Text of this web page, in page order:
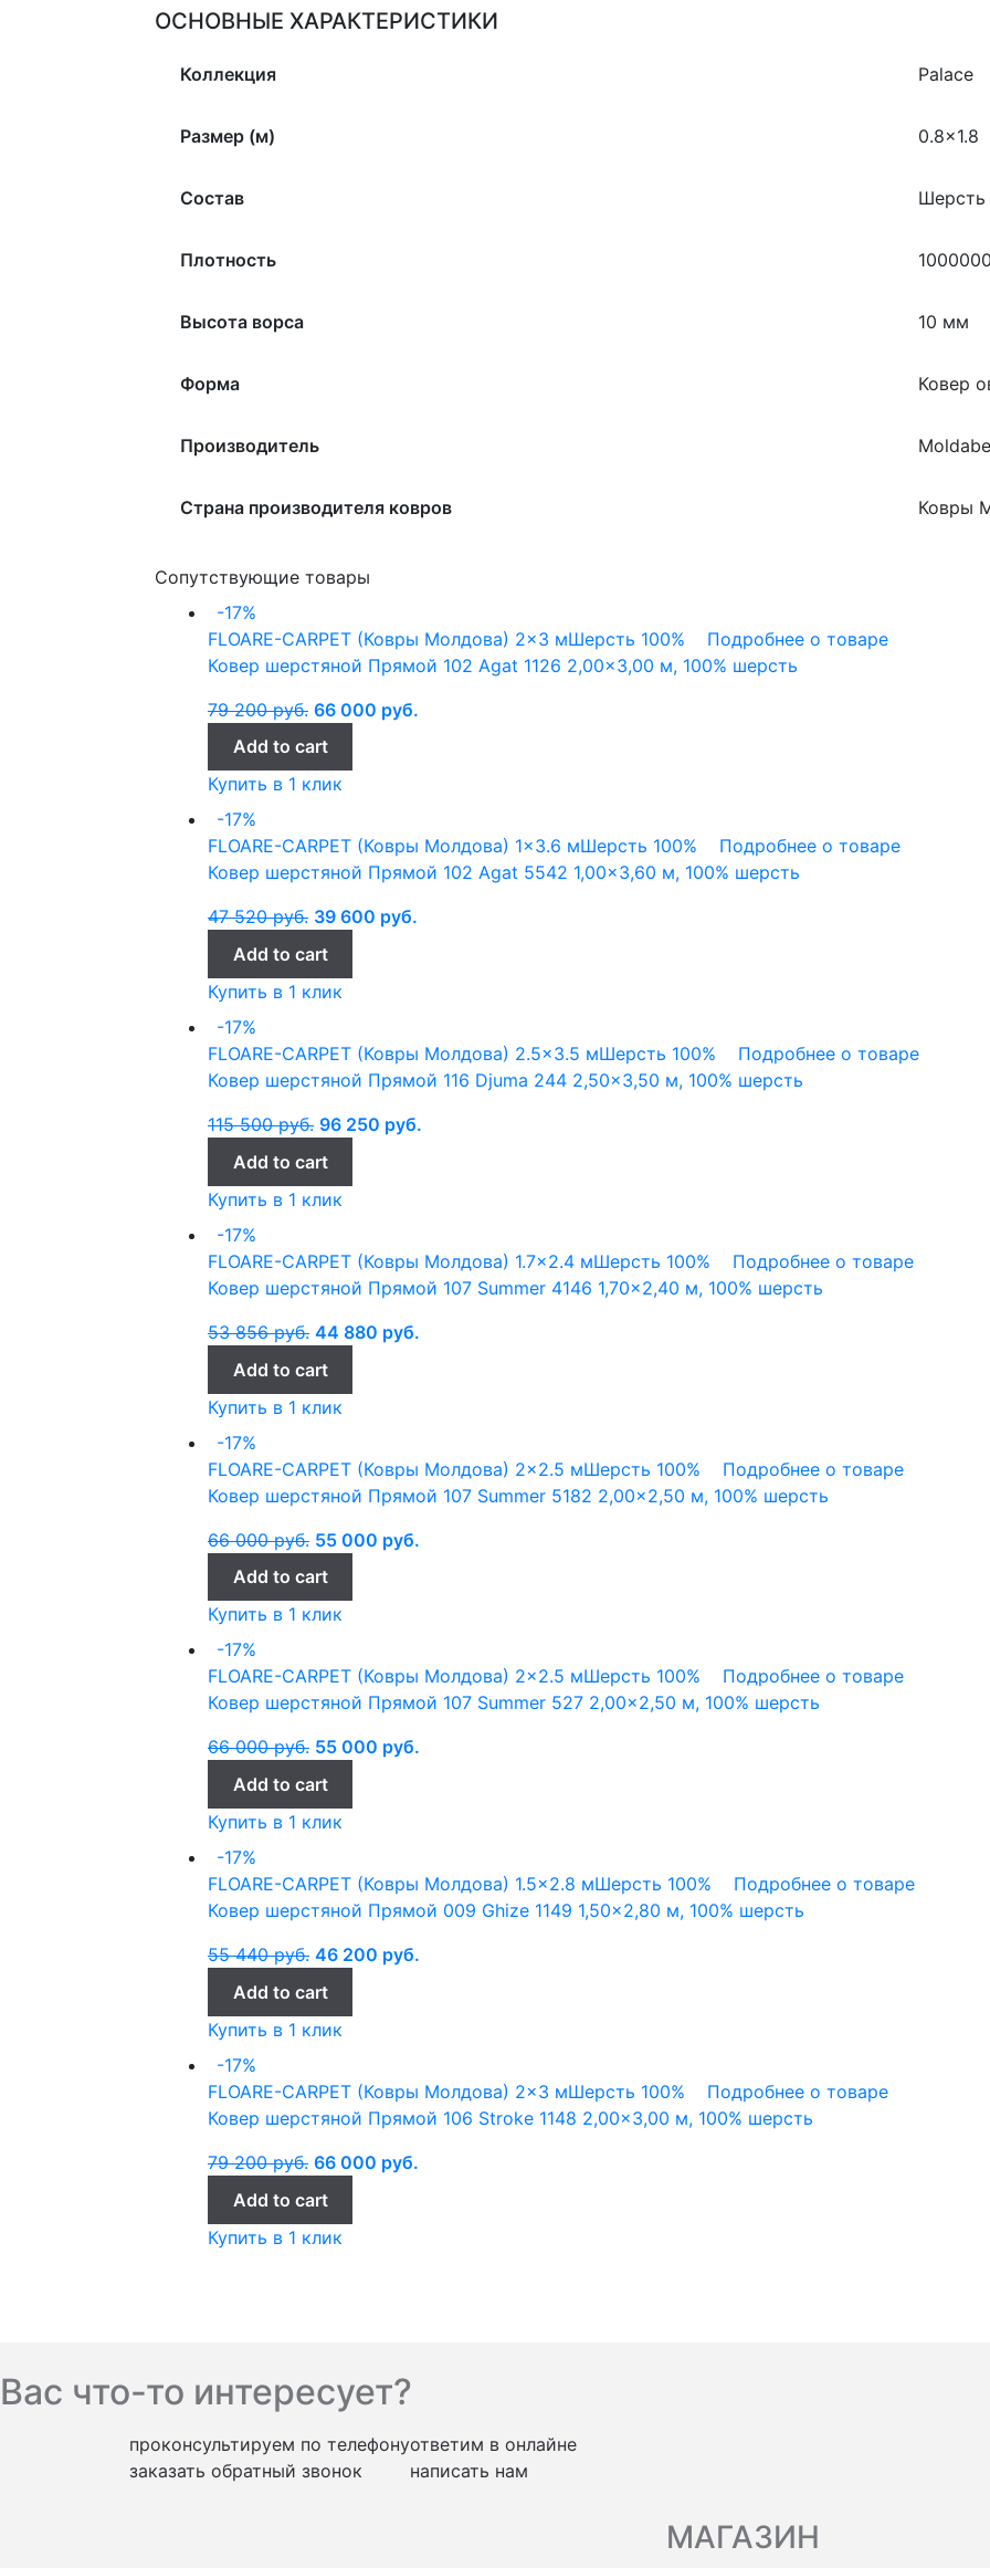
ОСНОВНЫЕ ХАРАКТЕРИСТИКИ
Коллекция Palace
Размер (м) 0.8×1.8
Состав Шерсть
Плотность
Высота ворса 10 мм
Форма Ковер
Производитель
Страна производителя ковров Ковры
Сопутствующие товары
-17%
FLOARE-CARPET (Ковры Молдова) 2x3 мШерсть 100%
Подробнее о товаре
Ковер шерстяной Прямой 102 Agat 1126 2,00×3,00 м, 100% шерсть
79 200руб. 66 000 руб.
Add to cart
Купить в 1 клик
-17%
FLOARE-CARPET (Ковры Молдова) 1x3.6 мШерсть 100%
Подробнее о товаре
Ковер шерстяной Прямой 102 Agat 5542 1,00×3,60 м, 100% шерсть
47 520руб. 39 600 руб.
Add to cart
Купить в 1 клик
-17%
FLOARE-CARPET (Ковры Молдова) 2.5x3.5 мШерсть 100%
Подробнее о товаре
Ковер шерстяной Прямой 116 Djuma 244 2,50×3,50 м, 100% шерсть
115 500руб. 96 250 руб.
Add to cart
Купить в 1 клик
-17%
FLOARE-CARPET (Ковры Молдова) 1.7x2.4 мШерсть 100%
Подробнее о товаре
Ковер шерстяной Прямой 107 Summer 4146 1,70×2,40 м, 100% шерсть
53 856руб. 44 880 руб.
Add to cart
Купить в 1 клик
-17%
FLOARE-CARPET (Ковры Молдова) 2x2.5 мШерсть 100%
Подробнее о товаре
Ковер шерстяной Прямой 107 Summer 5182 2,00×2,50 м, 100% шерсть
66 000руб. 55 000 руб.
Add to cart
Купить в 1 клик
-17%
FLOARE-CARPET (Ковры Молдова) 2x2.5 мШерсть 100%
Подробнее о товаре
Ковер шерстяной Прямой 107 Summer 527 2,00×2,50 м, 100% шерсть
66 000руб. 55 000 руб.
Add to cart
Купить в 1 клик
-17%
FLOARE-CARPET (Ковры Молдова) 1.5x2.8 мШерсть 100%
Подробнее о товаре
Ковер шерстяной Прямой 009 Ghize 1149 1,50×2,80 м, 100% шерсть
55 440руб. 46 200 руб.
Add to cart
Купить в 1 клик
-17%
FLOARE-CARPET (Ковры Молдова) 2x3 мШерсть 100%
Подробнее о товаре
Ковер шерстяной Прямой 106 Stroke 1148 2,00×3,00 м, 100% шерсть
79 200руб. 66 000 руб.
Add to cart
Купить в 1 клик
Вас что-то интересует?
проконсультируем по телефону
заказать обратный звонок
ответим в онлайне
написать нам
МАГАЗИН